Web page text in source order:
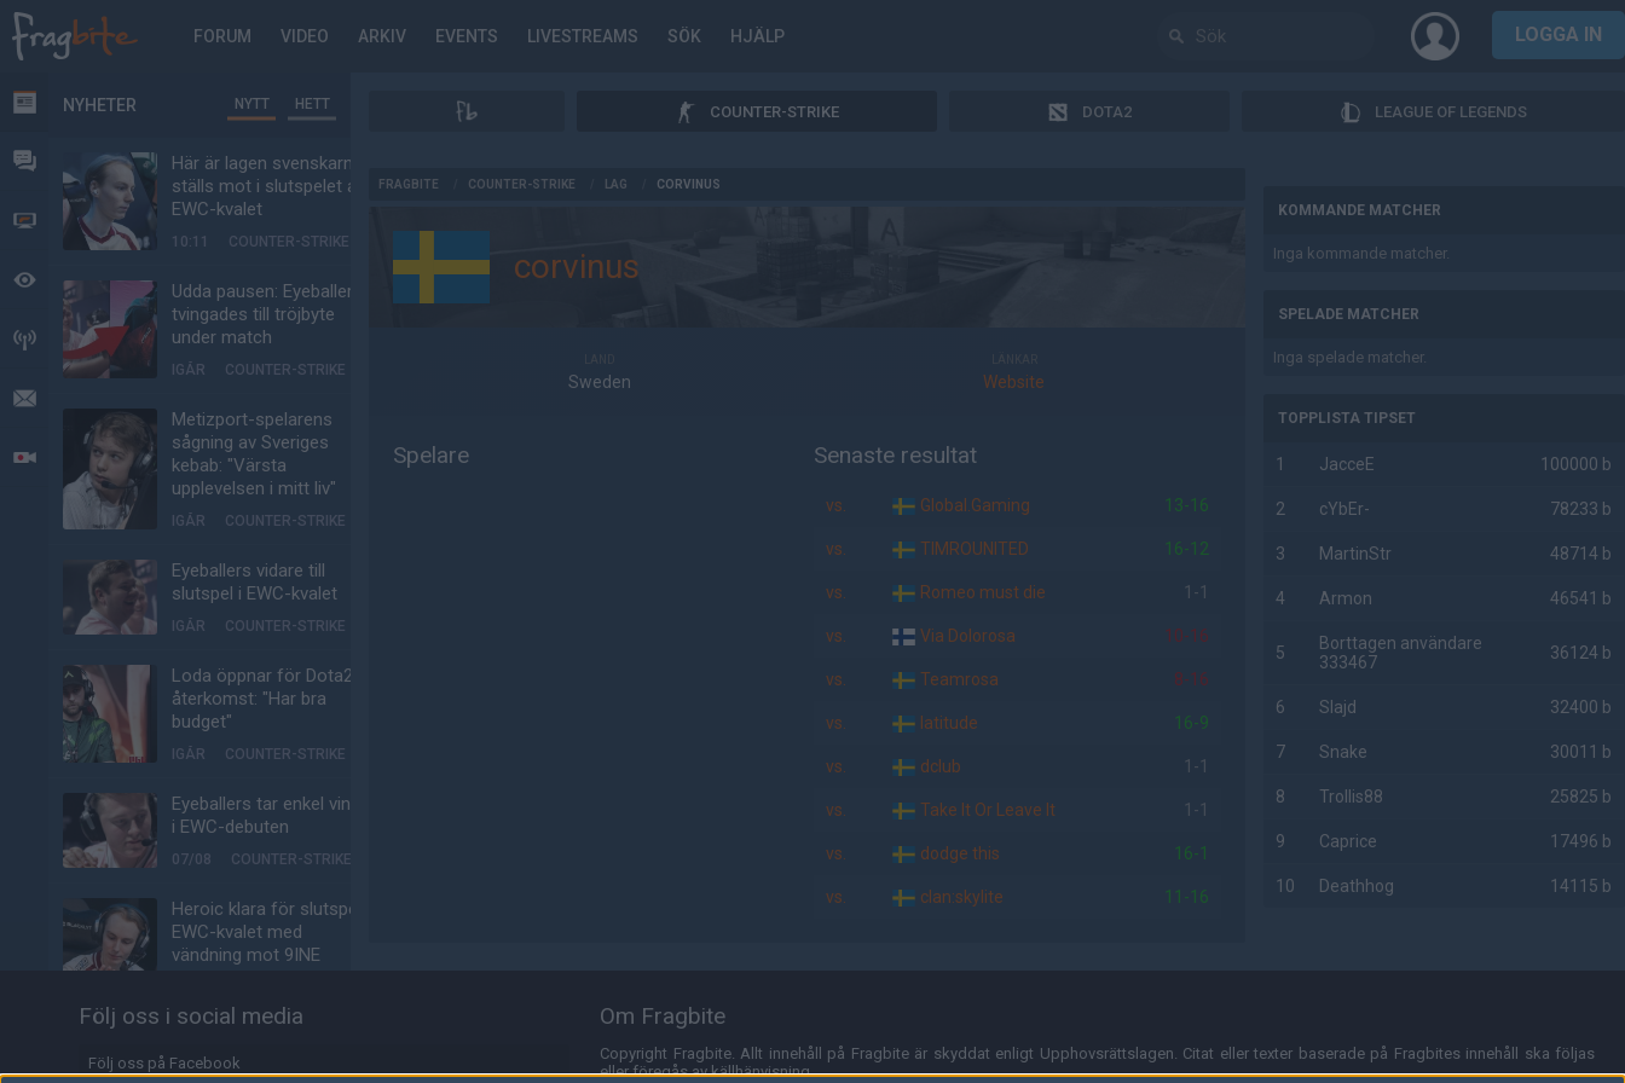
FORUM VIDEO ARKIV EVENTS LIVESTREAMS SÖK HJÄLP LOGGA IN
NYHETER
FORUM
VIDEO
BEVAKAT
HÄNDELSER
LIVESÄNDNINGAR
NYHETER NYTT HETT
Här är lagen svenskarna
ställs mot i slutspelet av
EWC-kvalet
10:11 COUNTER-STRIKE
Udda pausen: Eyeballers
tvingades till tröjbyte
under match
IGÅR COUNTER-STRIKE
Metizport-spelarens
sågning av Sveriges
kebab: "Värsta
upplevelsen i mitt liv"
IGÅR COUNTER-STRIKE
Eyeballers vidare till
slutspel i EWC-kvalet
IGÅR COUNTER-STRIKE
Loda öppnar för Dota2-
återkomst: "Har bra
budget"
IGÅR COUNTER-STRIKE
Eyeballers tar enkel vinst
i EWC-debuten
07/08 COUNTER-STRIKE
Heroic klara för slutspel i
EWC-kvalet med
vändning mot 9INE
vanligaste speldator
COUNTER-STRIKE DOTA2 LEAGUE OF LEGENDS
FRAGBITE COUNTER-STRIKE LAG CORVINUS
corvinus
Sweden Website
Spelare Senaste resultat
vs. Global.Gaming 13-16
vs. TIMROUNITED 16-12
vs. Romeo must die 1-1
vs. Via Dolorosa 10-16
vs. Teamrosa 8-16
vs. latitude 16-9
vs. dclub 1-1
vs. Take It Or Leave It 1-1
vs. dodge this 16-1
vs. clan:skylite 11-16
KOMMANDE MATCHER
Inga kommande matcher.
SPELADE MATCHER
Inga spelade matcher.
TOPPLISTA TIPSET
1 JacceE 100000 b
2 cYbEr- 78233 b
3 MartinStr 48714 b
4 Armon 46541 b
5
Borttagen användare
333467
36124 b
6 Slajd 32400 b
7 Snake 30011 b
8 Trollis88 25825 b
9 Caprice 17496 b
10 Deathhog 14115 b
Följ oss i social media
Följ oss på Facebook
Om Fragbite
Copyright Fragbite. Allt innehåll på Fragbite är skyddat enligt Upphovsrättslagen. Citat eller texter baserade på Fragbites innehåll ska följas
eller föregås av källhänvisning.